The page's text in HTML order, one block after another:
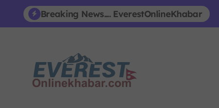
content
Breaking News.... EverestOnlineKhabar